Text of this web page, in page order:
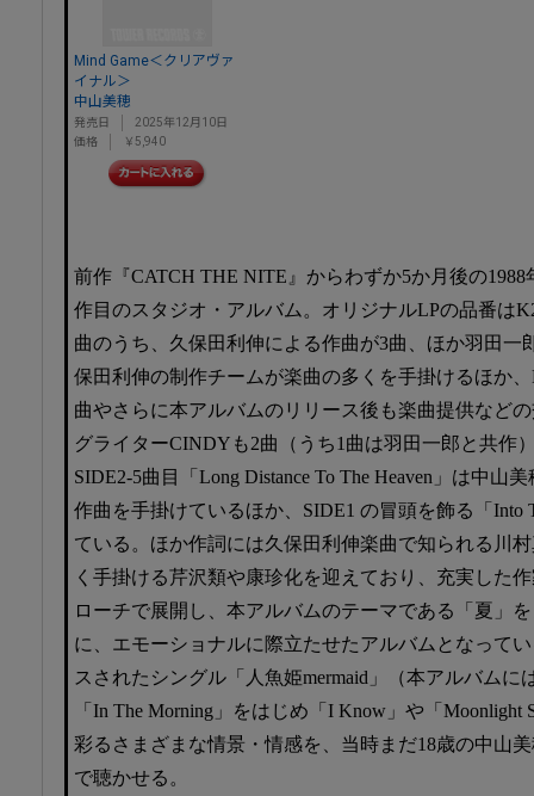
Mind Game＜クリアヴァ
イナル＞
中山美穂
発売日
2025年12月10日
価格
￥5,940
前作『CATCH THE NITE』からわずか5か月後の
作目のスタジオ・アルバム。オリジナルLPの品番は
曲のうち、久保田利伸による作曲が3曲、ほか羽田一
保田利伸の制作チームが楽曲の多くを手掛けるほか
曲やさらに本アルバムのリリース後も楽曲提供など
グライターCINDYも2曲（うち1曲は羽田一郎と共作
SIDE2-5曲目「Long Distance To The Heaven」は中山
作曲を手掛けているほか、SIDE1 の冒頭を飾る「Into
ている。ほか作詞には久保田利伸楽曲で知られる川
く手掛ける芹沢類や康珍化を迎えており、充実した
ローチで展開し、本アルバムのテーマである「夏」
に、エモーショナルに際立たせたアルバムとなって
スされたシングル「人魚姫mermaid」（本アルバムに
「In The Morning」をはじめ「I Know」や「Moonlight
彩るさまざまな情景・情感を、当時まだ18歳の中山
で聴かせる。